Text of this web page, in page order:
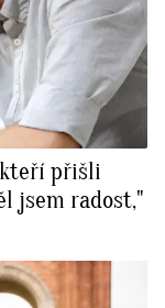
kteří přišli
jsem radost,"